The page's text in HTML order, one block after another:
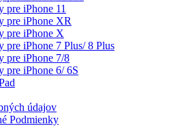
pre iPhone 11
pre iPhone XR
pre iPhone X
pre iPhone 7 Plus/ 8 Plus
pre iPhone 7/8
pre iPhone 6/ 6S
údajov
Podmienky